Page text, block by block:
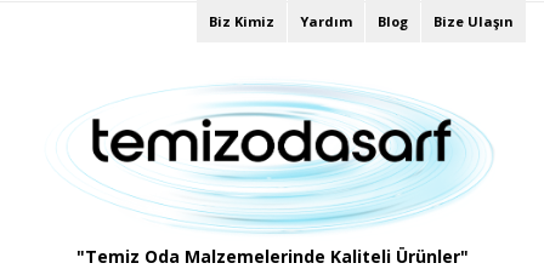
Biz Kimiz Yardım Blog Bize Ulaşın
"Temiz Oda Malzemelerinde Kaliteli Ürünler"